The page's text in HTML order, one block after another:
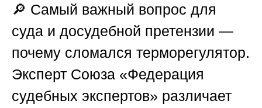
🔎 Самый важный вопрос для
суда и досудебной претензии —
почему сломался терморегулятор.
Эксперт Союза «Федерация
судебных экспертов» различает